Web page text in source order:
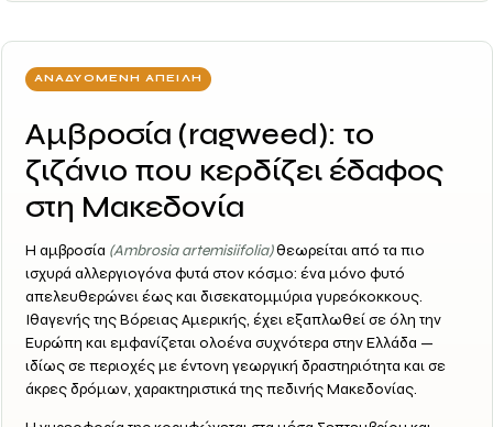
ΑΝΑΔΥΌΜΕΝΗ ΑΠΕΙΛΉ
Αμβροσία (ragweed): το
ζιζάνιο που κερδίζει έδαφος
στη Μακεδονία
Η αμβροσία (Ambrosia artemisiifolia)θεωρείται από τα πιο
ισχυρά αλλεργιογόνα φυτά στον κόσμο: ένα μόνο φυτό
απελευθερώνει έως και δισεκατομμύρια γυρεόκοκκους.
Ιθαγενής της Βόρειας Αμερικής, έχει εξαπλωθεί σε όλη την
Ευρώπη και εμφανίζεται ολοένα συχνότερα στην Ελλάδα —
ιδίως σε περιοχές με έντονη γεωργική δραστηριότητα και σε
άκρες δρόμων, χαρακτηριστικά της πεδινής Μακεδονίας.